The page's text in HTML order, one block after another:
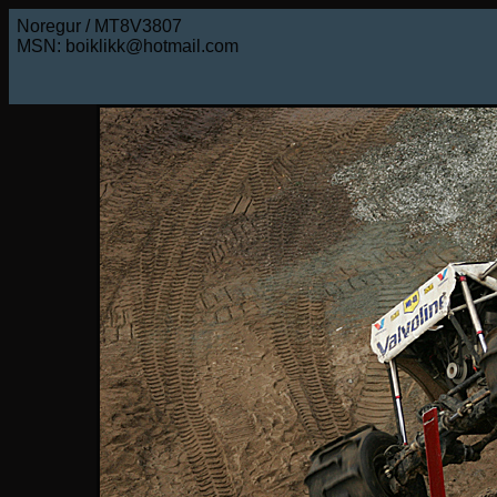
Noregur / MT8V3807
MSN: boiklikk@hotmail.com